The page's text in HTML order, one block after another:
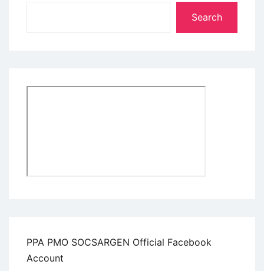
Search
PPA PMO SOCSARGEN Official Facebook
Account